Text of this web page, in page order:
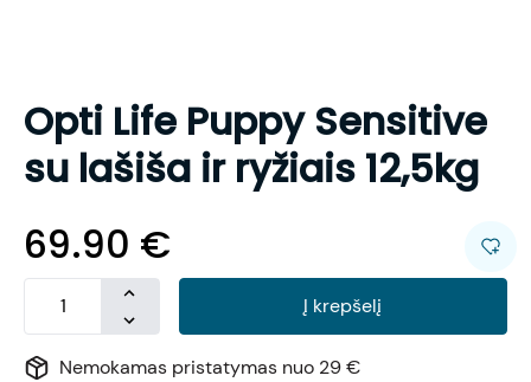
Opti Life Puppy Sensitive
su lašiša ir ryžiais 12,5kg
69.90 €
Į krepšelį
Nemokamas pristatymas nuo 29 €